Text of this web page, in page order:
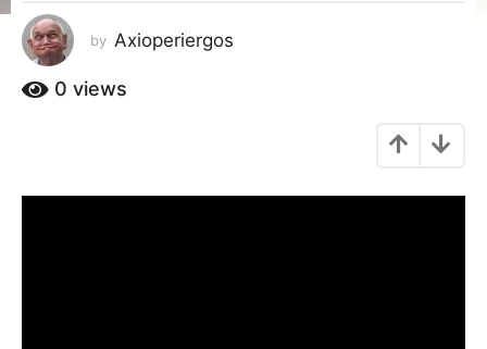
o
1
1
έ
by Axioperiergos
0 views